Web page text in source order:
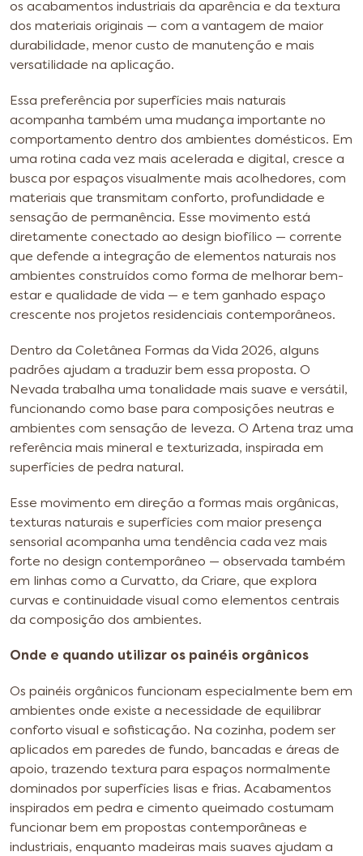
os acabamentos industriais da aparência e da textura
dos materiais originais — com a vantagem de maior
durabilidade, menor custo de manutenção e mais
versatilidade na aplicação.
Essa preferência por superfícies mais naturais
acompanha também uma mudança importante no
comportamento dentro dos ambientes domésticos. Em
uma rotina cada vez mais acelerada e digital, cresce a
busca por espaços visualmente mais acolhedores, com
materiais que transmitam conforto, profundidade e
sensação de permanência. Esse movimento está
diretamente conectado ao design biofílico — corrente
que defende a integração de elementos naturais nos
ambientes construídos como forma de melhorar bem-
estar e qualidade de vida — e tem ganhado espaço
crescente nos projetos residenciais contemporâneos.
Dentro da Coletânea Formas da Vida 2026, alguns
padrões ajudam a traduzir bem essa proposta. O
Nevada trabalha uma tonalidade mais suave e versátil,
funcionando como base para composições neutras e
ambientes com sensação de leveza. O Artena traz uma
referência mais mineral e texturizada, inspirada em
superfícies de pedra natural.
Esse movimento em direção a formas mais orgânicas,
texturas naturais e superfícies com maior presença
sensorial acompanha uma tendência cada vez mais
forte no design contemporâneo — observada também
em linhas como a Curvatto, da Criare, que explora
curvas e continuidade visual como elementos centrais
da composição dos ambientes.
Onde e quando utilizar os painéis orgânicos
Os painéis orgânicos funcionam especialmente bem em
ambientes onde existe a necessidade de equilibrar
conforto visual e sofisticação. Na cozinha, podem ser
aplicados em paredes de fundo, bancadas e áreas de
apoio, trazendo textura para espaços normalmente
dominados por superfícies lisas e frias. Acabamentos
inspirados em pedra e cimento queimado costumam
funcionar bem em propostas contemporâneas e
industriais, enquanto madeiras mais suaves ajudam a